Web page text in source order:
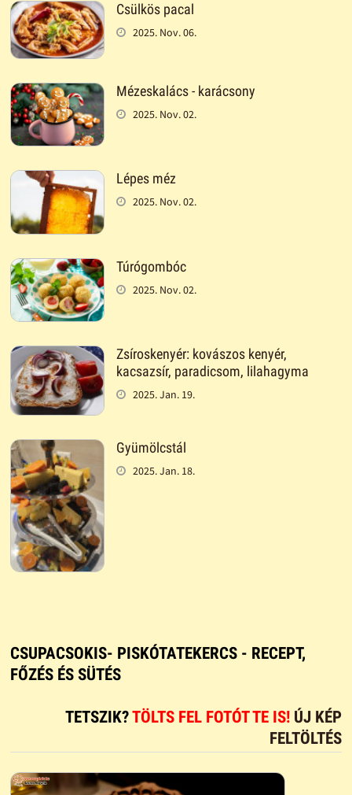
Csülkös pacal
2025. Nov. 06.
Mézeskalács - karácsony
2025. Nov. 02.
Lépes méz
2025. Nov. 02.
Túrógombóc
2025. Nov. 02.
Zsíroskenyér: kovászos kenyér,
kacsazsír, paradicsom, lilahagyma
2025. Jan. 19.
Gyümölcstál
2025. Jan. 18.
CSUPACSOKIS- PISKÓTATEKERCS - RECEPT,
FŐZÉS ÉS SÜTÉS
TETSZIK?TÖLTS FEL FOTÓT TE IS! ÚJ KÉP
FELTÖLTÉS